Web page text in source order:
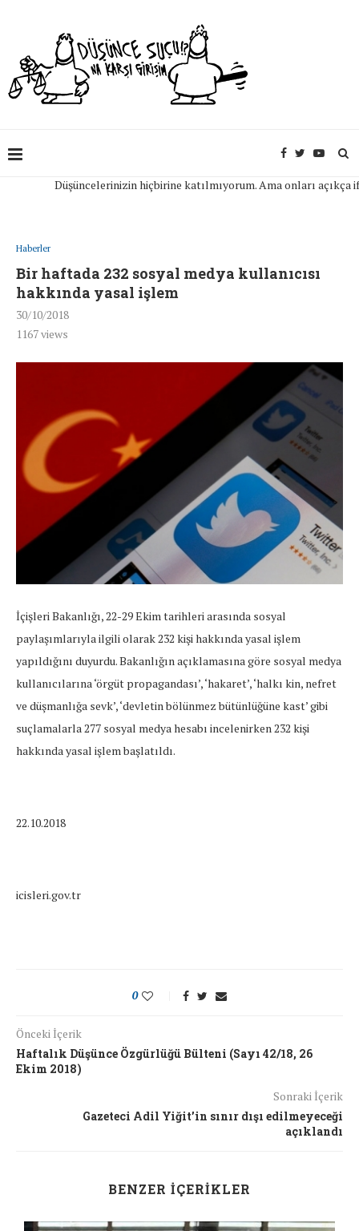
Düşüncelerinizin hiçbirine katılmıyorum. Ama onları açıkça
Haberler
Bir haftada 232 sosyal medya kullanıcısı
hakkında yasal işlem
30/10/2018
1167views
İçişleri Bakanlığı, 22-29 Ekim tarihleri arasında sosyal
paylaşımlarıyla ilgili olarak 232 kişi hakkında yasal işlem
yapıldığını duyurdu. Bakanlığın açıklamasına göre sosyal medya
kullanıcılarına ‘örgüt propagandası’, ‘hakaret’, ‘halkı kin, nefret
ve düşmanlığa sevk’, ‘devletin bölünmez bütünlüğüne kast’ gibi
suçlamalarla 277 sosyal medya hesabı incelenirken 232 kişi
hakkında yasal işlem başlatıldı.
22.10.2018
icisleri.gov.tr
0
Önceki İçerik
Haftalık Düşünce Özgürlüğü Bülteni (Sayı 42/18, 26
Ekim 2018)
Sonraki İçerik
Gazeteci Adil Yiğit’in sınır dışı edilmeyeceği
açıklandı
BENZER İÇERIKLER